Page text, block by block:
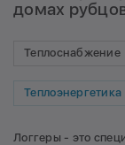
домах
Теплоснабжение
Теплоэнергетика
Логгеры - это